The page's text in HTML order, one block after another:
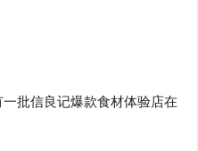
批信良记爆款食材体验店在